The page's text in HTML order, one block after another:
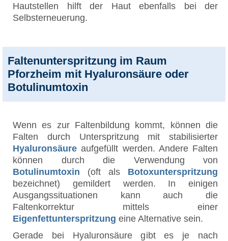
Hautstellen hilft der Haut ebenfalls bei der
Selbsterneuerung.
Faltenunterspritzung im Raum
Pforzheim mit Hyaluronsäure oder
Botulinumtoxin
Wenn es zur Faltenbildung kommt, können die
Falten durch Unterspritzung mit stabilisierter
Hyaluronsäure aufgefüllt werden. Andere Falten
können durch die Verwendung von
Botulinumtoxin (oft als Botoxunterspritzung
bezeichnet) gemildert werden. In einigen
Ausgangssituationen kann auch die
Faltenkorrektur mittels einer
Eigenfettunterspritzung eine Alternative sein.
Gerade bei Hyaluronsäure gibt es je nach